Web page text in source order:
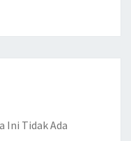
Ini Tidak Ada